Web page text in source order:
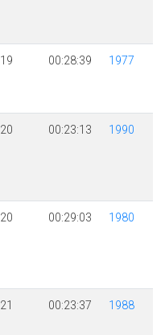
19 00:28:39 1977
20 00:23:13 1990
20 00:29:03 1980
21 00:23:37 1988